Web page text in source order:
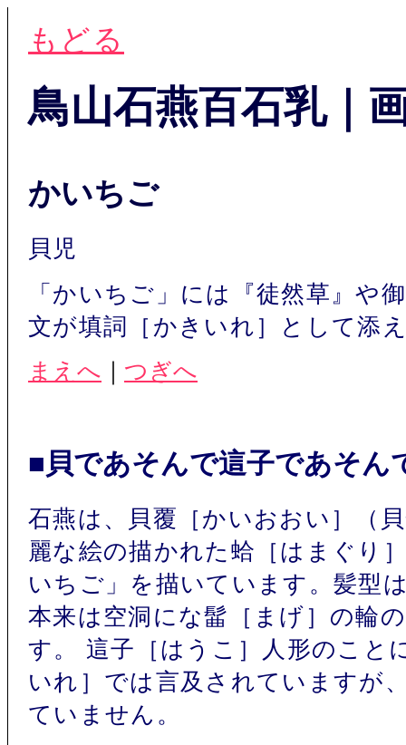
もどる
鳥山石燕百石乳｜
かいちご
貝児
「かいちご」には『徒然草』や
文が填詞［かきいれ］として添
まえへ
つぎへ
■貝であそんで這子であそん
石燕は、貝覆［かいおおい］（
麗な絵の描かれた蛤［はまぐり
いちご」を描いています。髪型
本来は空洞にな髷［まげ］の輪
す。 這子［はうこ］人形のこと
いれ］では言及されていますが
ていません。